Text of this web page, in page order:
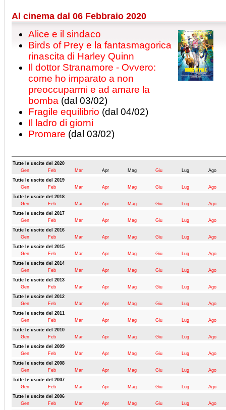
Al cinema dal 06 Febbraio 2020
Alice e il sindaco
Birds of Prey e la fantasmagorica
rinascita di Harley Quinn
Il dottor Stranamore - Ovvero:
come ho imparato a non
preoccuparmi e ad amare la
bomba (dal 03/02)
Fragile equilibrio (dal 04/02)
Il ladro di giorni
Promare (dal 03/02)
Tutte le uscite del 2020
Gen
Feb Mar Apr Mag Giu Lug
Ago
Tutte le uscite del 2019
Gen
Feb Mar Apr Mag Giu Lug
Ago
Tutte le uscite del 2018
Gen
Feb Mar Apr Mag Giu Lug
Ago
Tutte le uscite del 2017
Gen
Feb Mar Apr Mag Giu Lug
Ago
Tutte le uscite del 2016
Gen
Feb Mar Apr Mag Giu Lug
Ago
Tutte le uscite del 2015
Gen
Feb Mar Apr Mag Giu Lug
Ago
Tutte le uscite del 2014
Gen
Feb Mar Apr Mag Giu Lug
Ago
Tutte le uscite del 2013
Gen
Feb Mar Apr Mag Giu Lug
Ago
Tutte le uscite del 2012
Gen
Feb Mar Apr Mag Giu Lug
Ago
Tutte le uscite del 2011
Gen
Feb Mar Apr Mag Giu Lug
Ago
Tutte le uscite del 2010
Gen
Feb Mar Apr Mag Giu Lug
Ago
Tutte le uscite del 2009
Gen
Feb Mar Apr Mag Giu Lug
Ago
Tutte le uscite del 2008
Gen
Feb Mar Apr Mag Giu Lug
Ago
Tutte le uscite del 2007
Gen
Feb Mar Apr Mag Giu Lug
Ago
Tutte le uscite del 2006
Gen
Feb Mar Apr Mag Giu Lug
Ago